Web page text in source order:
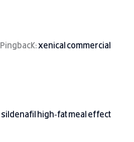
Pingback:xenical commercial
sildenafil high‑fat meal effect